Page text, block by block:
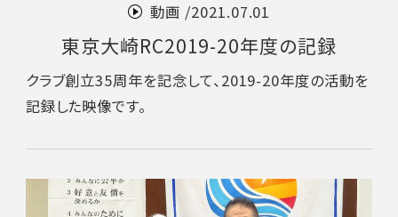
動画 /2021.07.01
東京大崎RC2019-20年度の記録
クラブ創立35周年を記念して、2019-20年度の活動を
記録した映像です。